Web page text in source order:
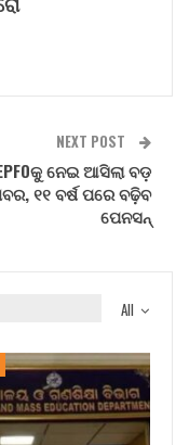
NEXT POST
ନେଇ ଆସିଲା ବଡ଼
୧୧ ବର୍ଷ ପରେ ବଢ଼ିବ
ପେନସନ୍
All